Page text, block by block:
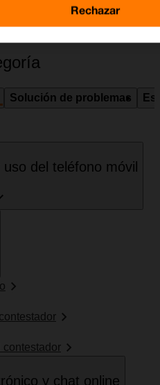
Solución de problemas
del teléfono móvil
contestador
y chat online
Rechazar